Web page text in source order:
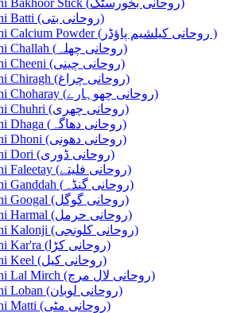
Ruhani Bakhoor Stick (روحانی بخورسٹک)
Ruhani Batti (روحانی بتی)
Ruhani Calcium Powder (روحانی کیلشیم پاؤڈر )
Ruhani Challah (روحانی چھلہ)
Ruhani Cheeni (روحانی چینی)
Ruhani Chiragh (روحانی چراغ)
Ruhani Choharay (روحانی چھوہارے)
Ruhani Chuhri (روحانی چھری)
Ruhani Dhaga (روحانی دھاگہ)
Ruhani Dhoni (روحانی دھونی)
Ruhani Dori (روحانی ڈوری)
Ruhani Faleetay (روحانی فلیتے)
Ruhani Ganddah (روحانی گنڈہ)
Ruhani Googal (روحانی گوگل)
Ruhani Harmal (روحانی حرمل)
Ruhani Kalonji (روحانی کلونجی)
Ruhani Kar'ra (روحانی کڑا)
Ruhani Keel (روحانی کیل)
Ruhani Lal Mirch (روحانی لال مرچ)
Ruhani Loban (روحانی لوبان)
Ruhani Matti (روحانی مٹی)